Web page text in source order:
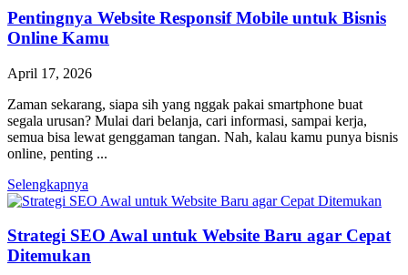
Pentingnya Website Responsif Mobile untuk Bisnis
Online Kamu
April 17, 2026
Zaman sekarang, siapa sih yang nggak pakai smartphone buat
segala urusan? Mulai dari belanja, cari informasi, sampai kerja,
semua bisa lewat genggaman tangan. Nah, kalau kamu punya bisnis
online, penting ...
Selengkapnya
Strategi SEO Awal untuk Website Baru agar Cepat
Ditemukan